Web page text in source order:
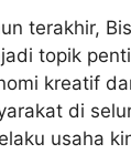
terakhir,
topik
kreatif
di
usaha